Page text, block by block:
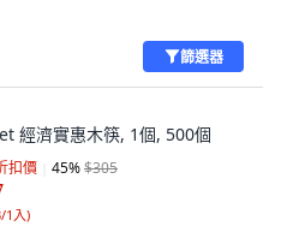
篩選器
經濟實惠木筷, 1個, 500個
扣價 45%$305
1入)